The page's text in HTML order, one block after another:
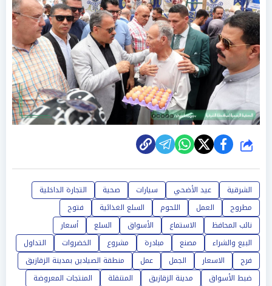
شارك
الشرقية عيد الأضحي سيارات صحية
التجارة الداخلية
مطروح
العمل اللحوم السلع الغذائية
فتوح
نائب المحافظ
الاستماع الأسواق السلع
أسعار
البيع والشراء
مصنع مبادرة مشروع الخضروات
التداول
فرح
الاسعار الجمل عمل
منطقة الصيادين بمدينة الزقازيق
ضبط الأسواق
مدينة الزقازيق المتنقلة
المنتجات المعروضة